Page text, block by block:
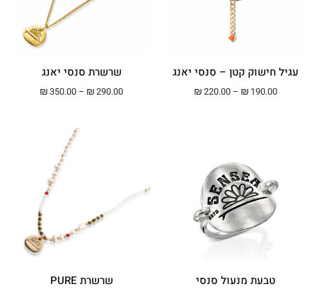
עגיל חישוק קטן – סנסי יאנג
₪ 190.00
–
₪220.00 טווח מחירים: ⁦₪190.00⁩ עד ⁦₪220.00⁩
שרשרת סנסי יאנג
₪290.00
–
₪350.00 טווח מחירים: ⁦₪290.00⁩ עד
טבעת מנעול סנסי שרשרת PURE